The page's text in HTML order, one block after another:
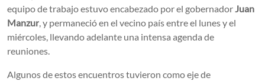
equipo de trabajo estuvo encabezado por el gobernadorJuan
Manzur, y permaneció en el vecino país entre el lunes y el
miércoles, llevando adelante una intensa agenda de
reuniones.
Algunos de estos encuentros tuvieron como eje de